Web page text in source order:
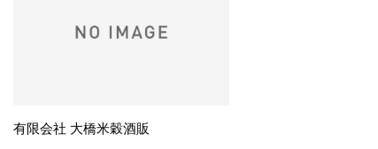
有限会社 大橋米穀酒販